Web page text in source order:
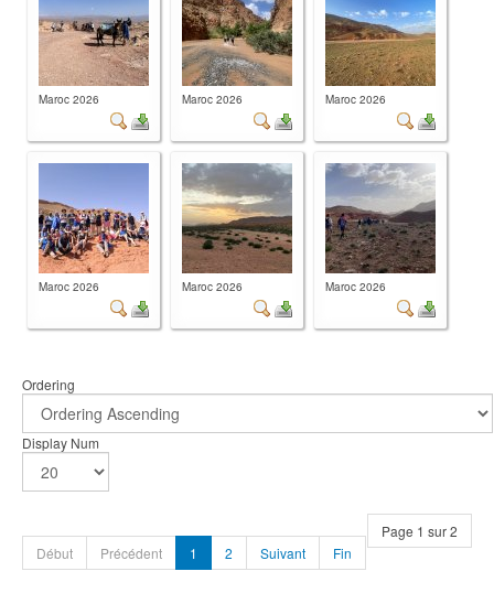
Maroc 2026 Maroc 2026 Maroc 2026
Maroc 2026 Maroc 2026 Maroc 2026
Ordering
Display Num
Page 1 sur 2
Début
Précédent 1 2 Suivant Fin